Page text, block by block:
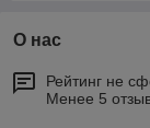
О нас
Рейтинг не
Менее 5